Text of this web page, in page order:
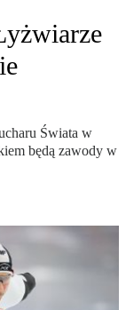
Świata w
będą zawody w